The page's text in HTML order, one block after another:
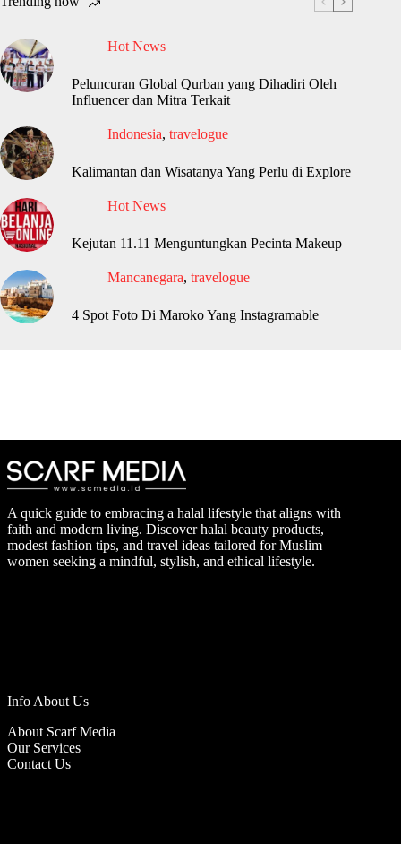
Hot News
Peluncuran Global Qurban yang Dihadiri Oleh
Influencer dan Mitra Terkait
Indonesia, travelogue
Kalimantan dan Wisatanya Yang Perlu di Explore
Hot News
Kejutan 11.11 Menguntungkan Pecinta Makeup
Mancanegara, travelogue
4 Spot Foto Di Maroko Yang Instagramable
A quick guide to embracing a halal lifestyle that aligns with
faith and modern living. Discover halal beauty products,
modest fashion tips, and travel ideas tailored for Muslim
women seeking a mindful, stylish, and ethical lifestyle.
Info About Us
About Scarf Media
Our Services
Contact Us